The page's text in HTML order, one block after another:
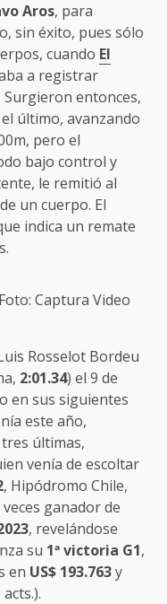
Aros, para
sin éxito, pues sólo
cuando El
a registrar
entonces,
último, avanzando
pero el
bajo control y
le remitió al
un cuerpo. El
indica un remate
Captura Video
Rosselot Bordeu
2:01.34) el 9 de
en sus siguientes
este año,
últimas,
venía de escoltar
, Hipódromo Chile,
ganador de
, revelándose
su 1ªvictoria G1,
en US$ 193.763y